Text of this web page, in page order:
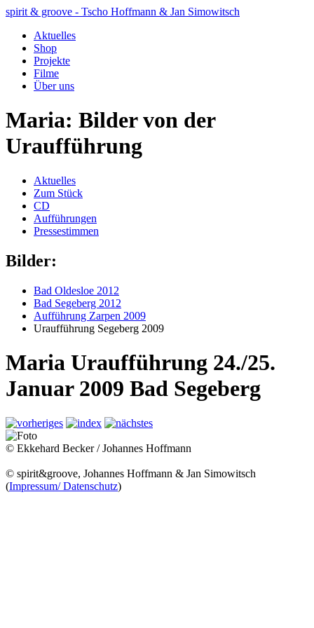
spirit & groove - Tscho Hoffmann & Jan Simowitsch
Aktuelles
Shop
Projekte
Filme
Über uns
Maria: Bilder von der
Uraufführung
Aktuelles
Zum Stück
CD
Aufführungen
Pressestimmen
Bilder:
Bad Oldesloe 2012
Bad Segeberg 2012
Aufführung Zarpen 2009
Uraufführung Segeberg 2009
Maria Uraufführung 24./25.
Januar 2009 Bad Segeberg
© Ekkehard Becker / Johannes Hoffmann
© spirit&groove, Johannes Hoffmann & Jan Simowitsch
(Impressum/ Datenschutz)